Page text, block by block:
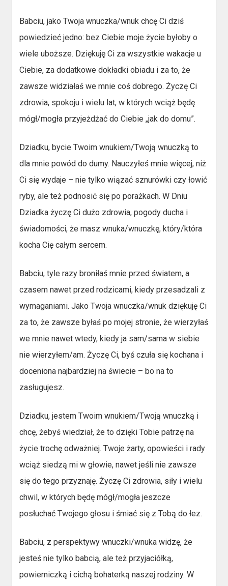
Babciu, jako Twoja wnuczka/wnuk chcę Ci dziś
powiedzieć jedno: bez Ciebie moje życie byłoby o
wiele uboższe. Dziękuję Ci za wszystkie wakacje u
Ciebie, za dodatkowe dokładki obiadu i za to, że
zawsze widziałaś we mnie coś dobrego. Życzę Ci
zdrowia, spokoju i wielu lat, w których wciąż będę
mógł/mogła przyjeżdżać do Ciebie „jak do domu”.
Dziadku, bycie Twoim wnukiem/Twoją wnuczką to
dla mnie powód do dumy. Nauczyłeś mnie więcej, niż
Ci się wydaje – nie tylko wiązać sznurówki czy łowić
ryby, ale też podnosić się po porażkach. W Dniu
Dziadka życzę Ci dużo zdrowia, pogody ducha i
świadomości, że masz wnuka/wnuczkę, który/która
kocha Cię całym sercem.
Babciu, tyle razy broniłaś mnie przed światem, a
czasem nawet przed rodzicami, kiedy przesadzali z
wymaganiami. Jako Twoja wnuczka/wnuk dziękuję Ci
za to, że zawsze byłaś po mojej stronie, że wierzyłaś
we mnie nawet wtedy, kiedy ja sam/sama w siebie
nie wierzyłem/am. Życzę Ci, byś czuła się kochana i
doceniona najbardziej na świecie – bo na to
zasługujesz.
Dziadku, jestem Twoim wnukiem/Twoją wnuczką i
chcę, żebyś wiedział, że to dzięki Tobie patrzę na
życie trochę odważniej. Twoje żarty, opowieści i rady
wciąż siedzą mi w głowie, nawet jeśli nie zawsze
się do tego przyznaję. Życzę Ci zdrowia, siły i wielu
chwil, w których będę mógł/mogła jeszcze
posłuchać Twojego głosu i śmiać się z Tobą do łez.
Babciu, z perspektywy wnuczki/wnuka widzę, że
jesteś nie tylko babcią, ale też przyjaciółką,
powierniczką i cichą bohaterką naszej rodziny. W